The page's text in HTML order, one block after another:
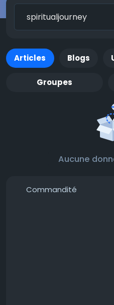
Articles Blogs
Groupes
Aucune
Commandité